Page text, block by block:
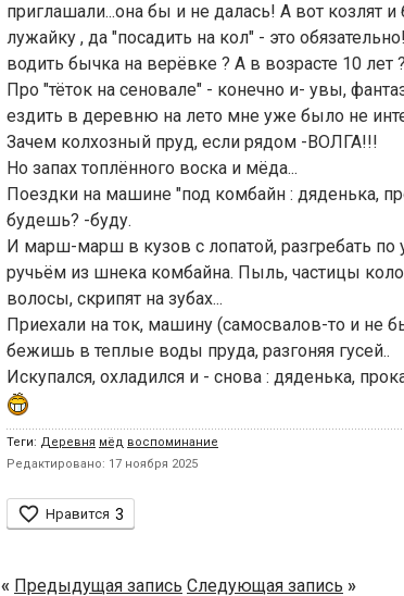
приглашали...она бы и не далась! А вот козлят и
лужайку , да "посадить на кол" - это
водить бычка на верёвке ? А в возрасте 10 лет ?
Про "тёток на сеновале" - конечно и- увы,
ездить в деревню на лето мне уже было не
Зачем колхозный пруд, если рядом -ВОЛГА!!!
Но запах топлённого воска и мёда...
Поездки на машине "под комбайн : дяденька,
будешь? -буду.
И марш-марш в кузов с лопатой, разгребать по
ручьём из шнека комбайна. Пыль, частицы
волосы, скрипят на зубах...
Приехали на ток, машину (самосвалов-то и не
бежишь в теплые воды пруда, разгоняя гусей..
Искупался, охладился и - снова : дяденька,
Теги: Деревня мёд воспоминание
Редактировано: 17 ноября 2025
 Нравится 3
« Предыдущая запись Следующая запись »